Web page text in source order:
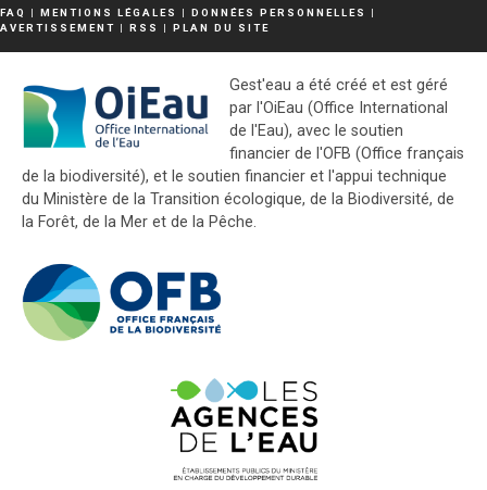
FAQ | MENTIONS LÉGALES | DONNÉES PERSONNELLES
|
AVERTISSEMENT | RSS | PLAN DU SITE
Gest'eau a été créé et est géré
par l'OiEau (Office International
de l'Eau), avec le soutien
financier de l'OFB (Office français
de la biodiversité), et le soutien financier et l'appui technique
du Ministère de la Transition écologique, de la Biodiversité, de
la Forêt, de la Mer et de la Pêche.